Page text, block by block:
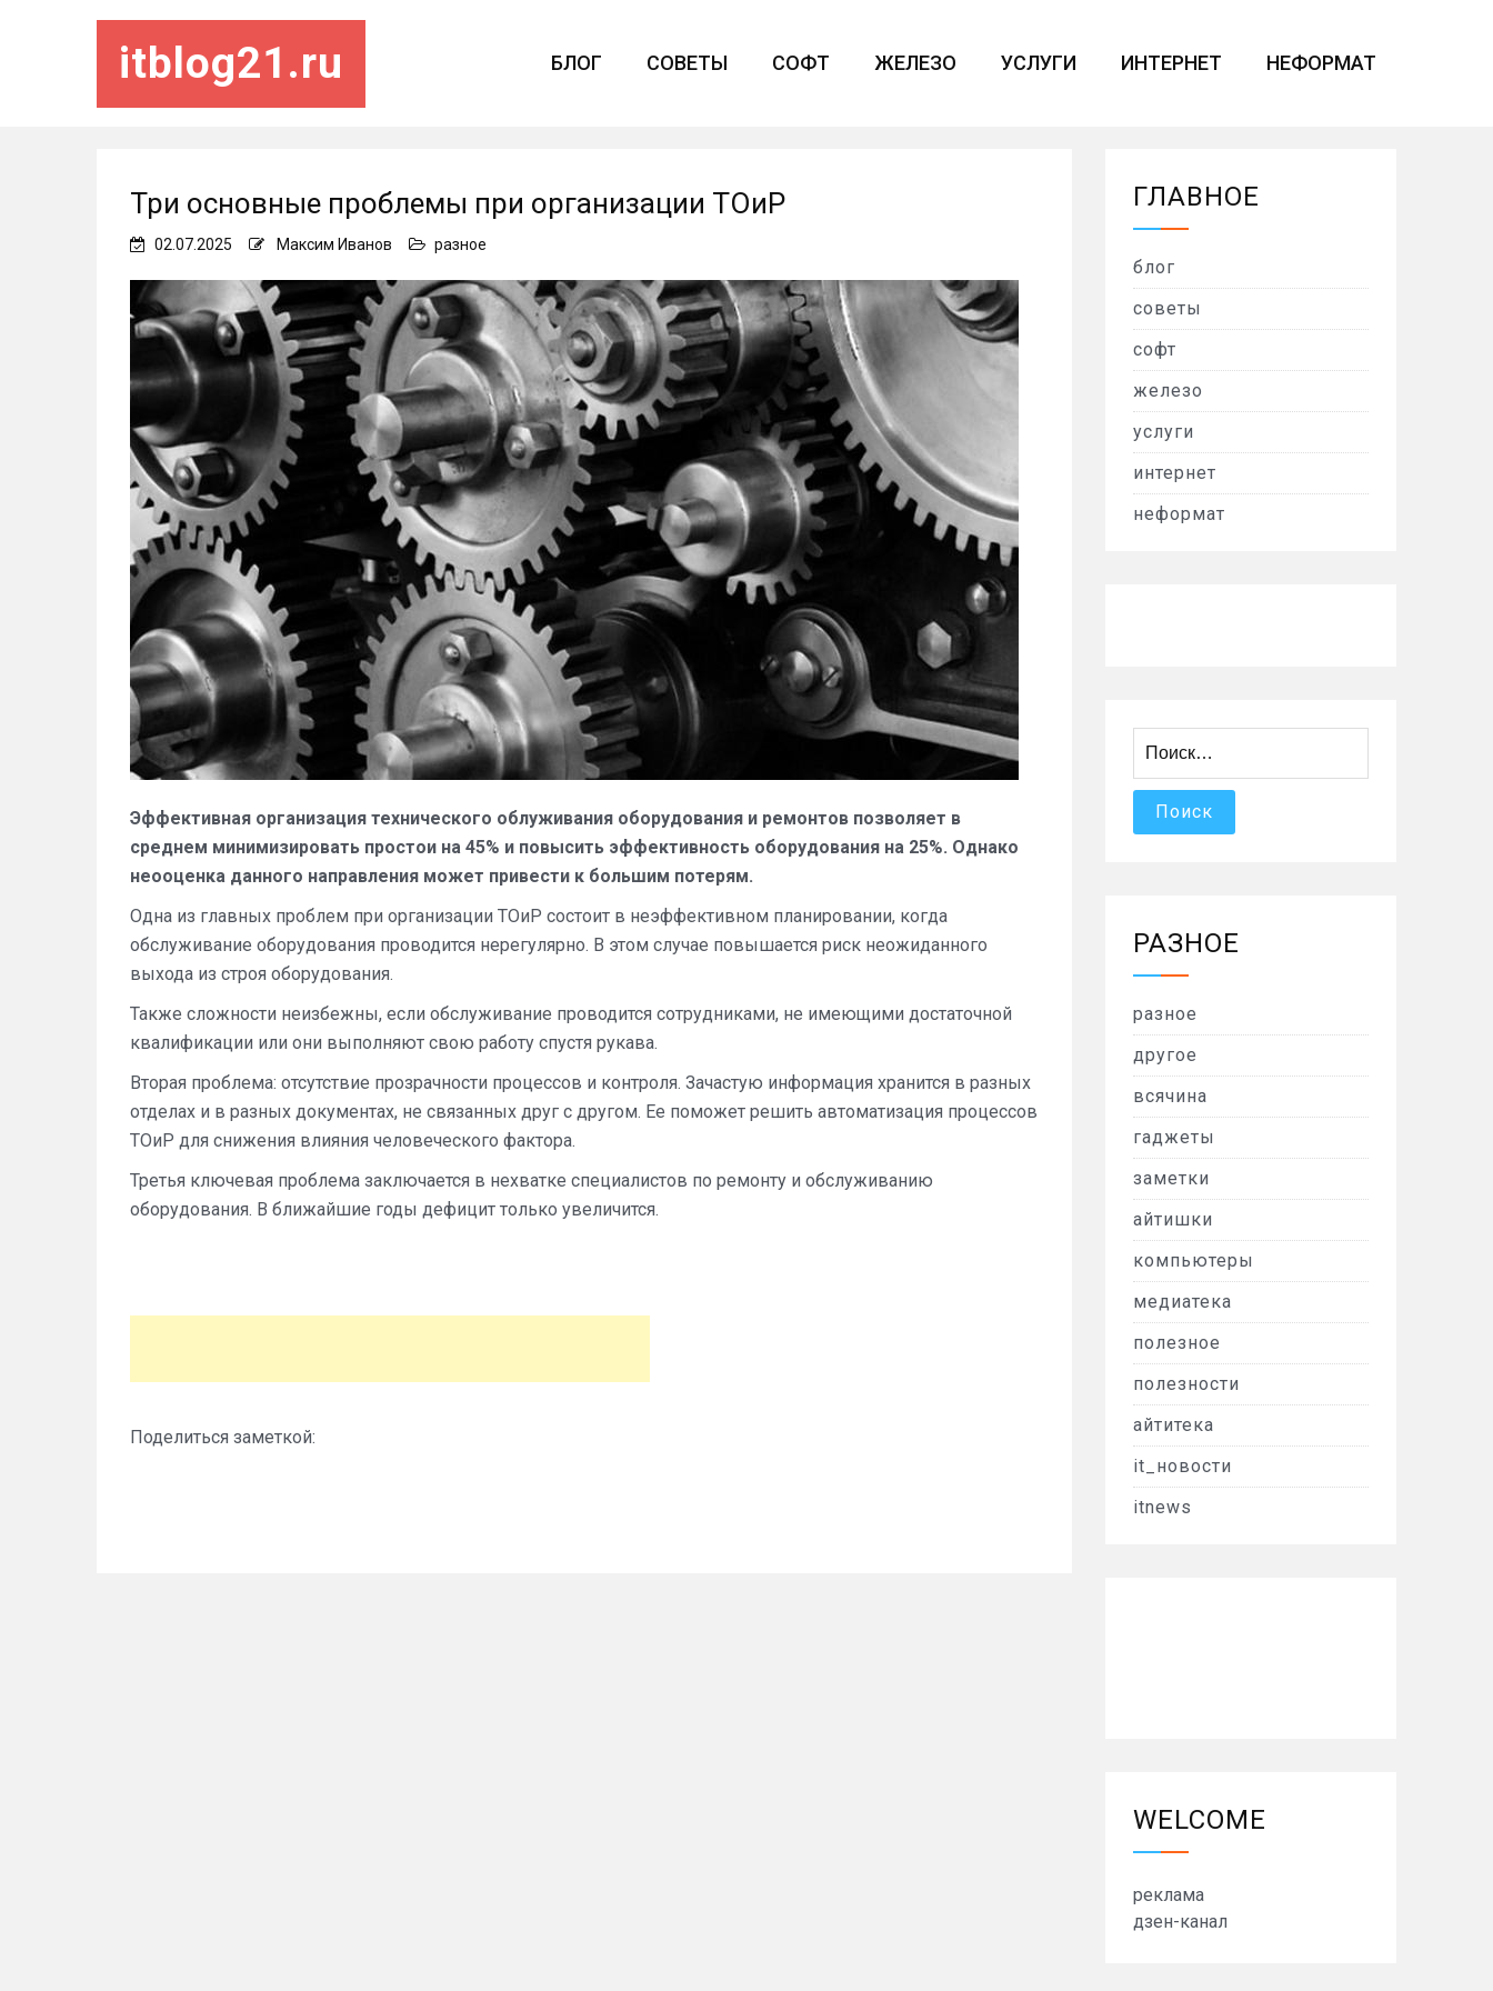
itblog21.ru БЛОГ СОВЕТЫ СОФТ ЖЕЛЕЗО УСЛУГИ ИНТЕРНЕТ НЕФОРМАТ
Три основные проблемы при организации ТОиР
02.07.2025 Максим Иванов разное
Эффективная организация технического облуживания оборудования и ремонтов позволяет в
среднем минимизировать простои на 45% и повысить эффективность оборудования на 25%. Однако
неооценка данного направления может привести к большим потерям.
Одна из главных проблем при организации ТОиР состоит в неэффективном планировании, когда
обслуживание оборудования проводится нерегулярно. В этом случае повышается риск неожиданного
выхода из строя оборудования.
Также сложности неизбежны, если обслуживание проводится сотрудниками, не имеющими достаточной
квалификации или они выполняют свою работу спустя рукава.
Вторая проблема: отсутствие прозрачности процессов и контроля. Зачастую информация хранится в разных
отделах и в разных документах, не связанных друг с другом. Ее поможет решить автоматизация процессов
ТОиР для снижения влияния человеческого фактора.
Третья ключевая проблема заключается в нехватке специалистов по ремонту и обслуживанию
оборудования. В ближайшие годы дефицит только увеличится.
Поделиться заметкой:
ГЛАВНОЕ
блог
советы
софт
железо
услуги
интернет
неформат
РАЗНОЕ
разное
другое
всячина
гаджеты
заметки
айтишки
компьютеры
медиатека
полезное
полезности
айтитека
it_новости
itnews
WELCOME
реклама
дзен-канал